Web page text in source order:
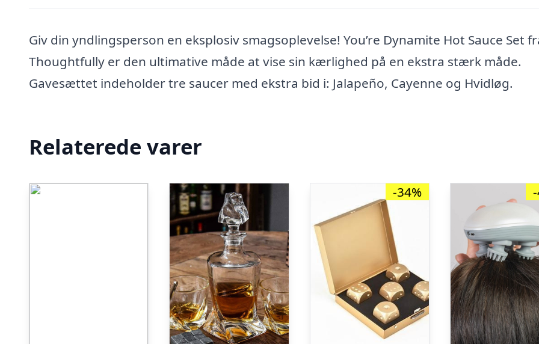
Giv din yndlingsperson en eksplosiv smagsoplevelse! You’re Dynamite Hot Sauce Set
Thoughtfully er den ultimative måde at vise sin kærlighed på en ekstra stærk måde.
Gavesættet indeholder tre saucer med ekstra bid i: Jalapeño, Cayenne og Hvidløg.
Relaterede varer
-34%